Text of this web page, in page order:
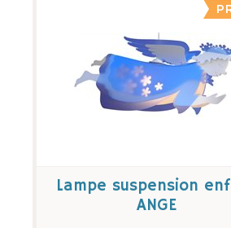
Lampe suspension
ANGE